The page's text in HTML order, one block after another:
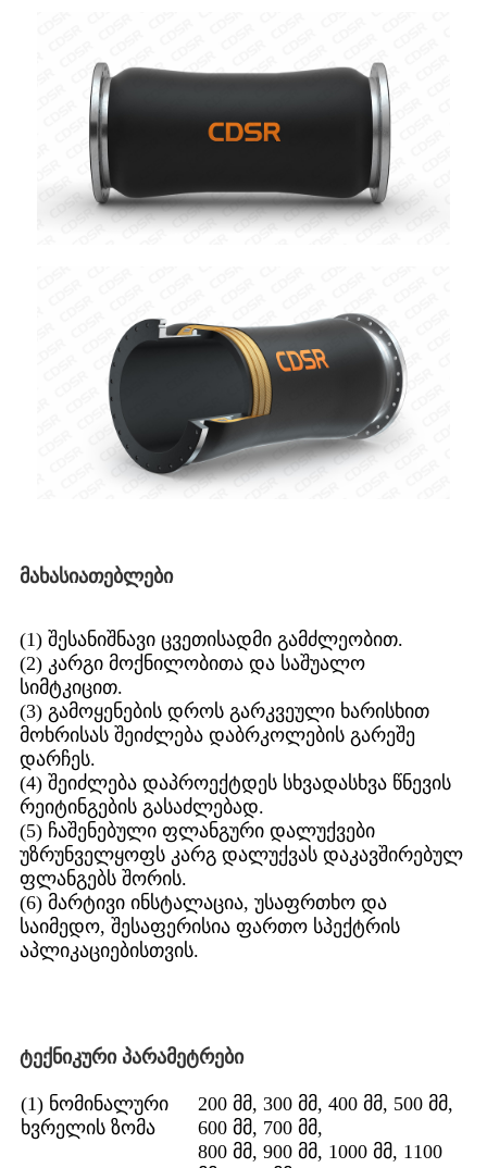
მახასიათებლები
(1) შესანიშნავი ცვეთისადმი გამძლეობით.
(2) კარგი მოქნილობითა და საშუალო
სიმტკიცით.
(3) გამოყენების დროს გარკვეული ხარისხით
მოხრისას შეიძლება დაბრკოლების გარეშე
დარჩეს.
(4) შეიძლება დაპროექტდეს სხვადასხვა წნევის
რეიტინგების გასაძლებად.
(5) ჩაშენებული ფლანგური დალუქვები
უზრუნველყოფს კარგ დალუქვას დაკავშირებულ
ფლანგებს შორის.
(6) მარტივი ინსტალაცია, უსაფრთხო და
საიმედო, შესაფერისია ფართო სპექტრის
აპლიკაციებისთვის.
ტექნიკური პარამეტრები
(1) ნომინალური
ხვრელის ზომა
200 მმ, 300 მმ, 400 მმ, 500 მმ,
600 მმ, 700 მმ,
800 მმ, 900 მმ, 1000 მმ, 1100